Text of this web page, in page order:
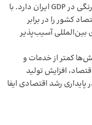
بخش انرژی همچنان نقش پررنگی در GDP ایران دارد. با
کشور را در برابر
بین‌المللی آسیب‌پذیر
کمتر از خدمات و
افزایش تولید
رشد اقتصادی ایفا